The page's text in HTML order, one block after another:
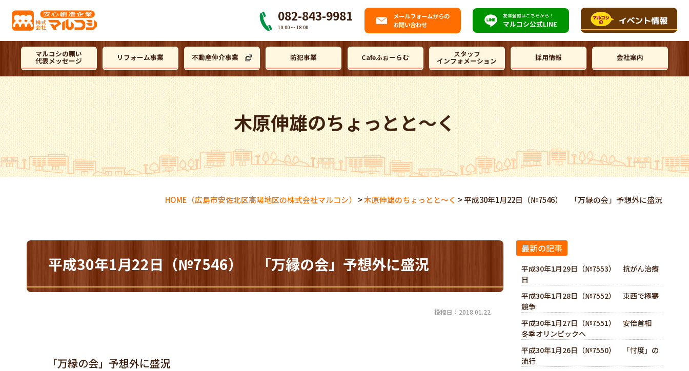
082-843-9981
10:00 〜 18:00
メールフォームからの
お問い合わせ
友達登録はこちらから！
マルコシ公式LINE
マルコシの願い
代表メッセージ リフォーム事業 不動産仲介事業 防犯事業 Cafeふぉーらむ スタッフ
インフォメーション 採用情報 会社案内
木原伸雄のちょっとと～く
HOME （広島市安佐北区高陽地区の株式会社マルコシ） >木原伸雄のちょっとと～く >平成30年1月22日（№7546） 「万縁の会」予想外に盛況
平成30年1月22日（№7546） 「万縁の会」予想外に盛況
投稿日：2018.01.22
「万縁の会」予想外に盛況
最新の記事
平成30年1月29日（№7553） 抗がん治療
日
平成30年1月28日（№7552） 東西で極寒
競争
平成30年1月27日（№7551） 安倍首相
冬季オリンピックへ
平成30年1月26日（№7550） 「忖度」の
流行